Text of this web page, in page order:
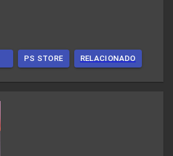
PS STORE RELACIONADO